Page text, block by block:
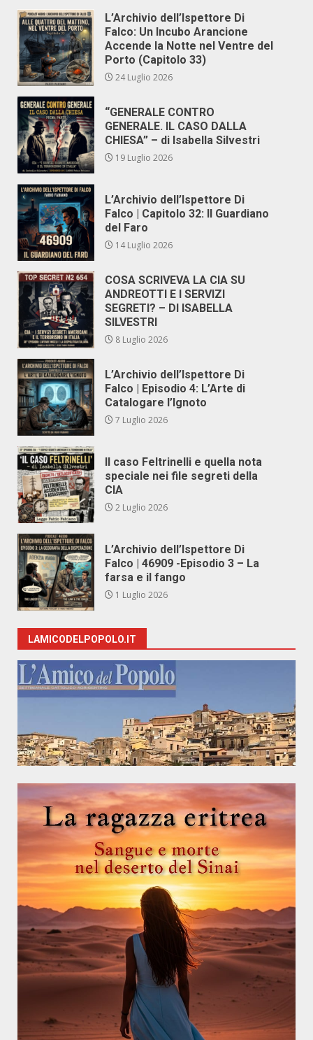
L’Archivio dell’Ispettore Di
Falco: Un Incubo Arancione
Accende la Notte nel Ventre del
Porto (Capitolo 33)
24 Luglio 2026
“GENERALE CONTRO
GENERALE. IL CASO DALLA
CHIESA” – di Isabella Silvestri
19 Luglio 2026
L’Archivio dell’Ispettore Di
Falco | Capitolo 32: Il Guardiano
del Faro
14 Luglio 2026
COSA SCRIVEVA LA CIA SU
ANDREOTTI E I SERVIZI
SEGRETI? – DI ISABELLA
SILVESTRI
8 Luglio 2026
L’Archivio dell’Ispettore Di
Falco | Episodio 4: L’Arte di
Catalogare l’Ignoto
7 Luglio 2026
Il caso Feltrinelli e quella nota
speciale nei file segreti della
CIA
2 Luglio 2026
L’Archivio dell’Ispettore Di
Falco | 46909 -Episodio 3 – La
farsa e il fango
1 Luglio 2026
LAMICODELPOPOLO.IT